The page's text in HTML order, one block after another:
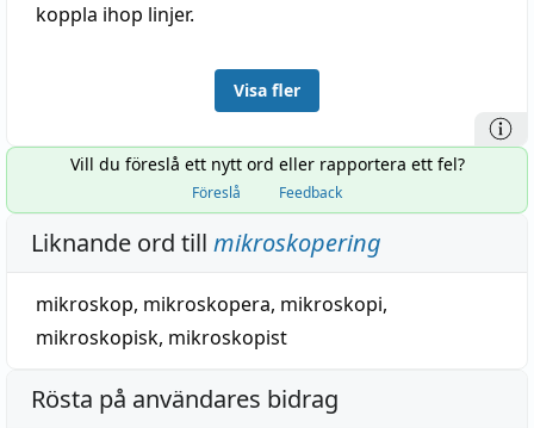
koppla ihop linjer.
Visa fler
Vill du föreslå ett nytt ord eller rapportera ett fel?
Föreslå Feedback
Liknande ord till mikroskopering
mikroskop, mikroskopera, mikroskopi,
mikroskopisk, mikroskopist
Rösta på användares bidrag